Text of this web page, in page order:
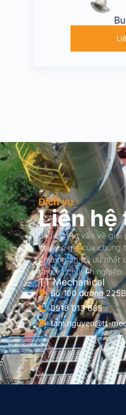
Dịch vụ
Liên hệ
Bạn cần tư vấn về giải
chuyên gia của chúng
phương án tối ưu nhất
tâm và chuyên nghiệp.
TT Mechanical
Số 100 đường
0918 013 635
tam.nguyen@tt-